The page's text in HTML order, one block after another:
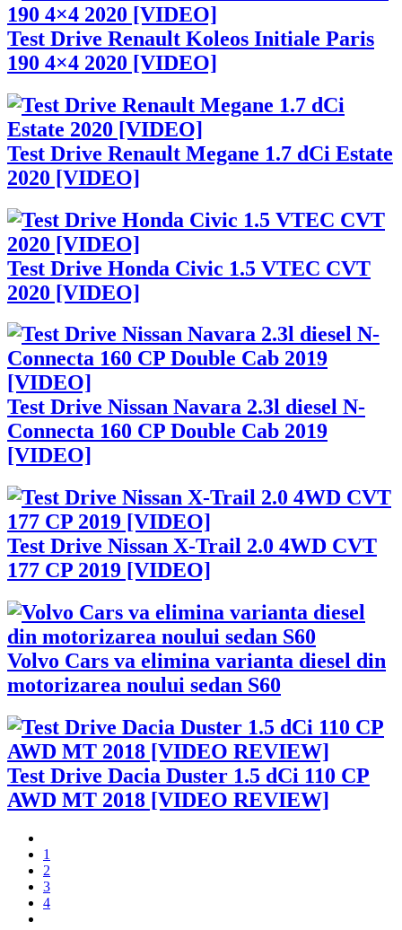
Test Drive Renault Koleos Initiale Paris
190 4×4 2020 [VIDEO]
Test Drive Renault Megane 1.7 dCi Estate
2020 [VIDEO]
Test Drive Honda Civic 1.5 VTEC CVT
2020 [VIDEO]
Test Drive Nissan Navara 2.3l diesel N-
Connecta 160 CP Double Cab 2019
[VIDEO]
Test Drive Nissan X-Trail 2.0 4WD CVT
177 CP 2019 [VIDEO]
Volvo Cars va elimina varianta diesel din
motorizarea noului sedan S60
Test Drive Dacia Duster 1.5 dCi 110 CP
AWD MT 2018 [VIDEO REVIEW]
1
2
3
4